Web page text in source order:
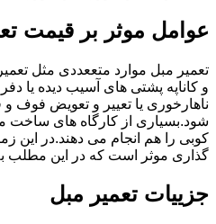
عوامل موثر بر قیمت
تعمیر مبل موارد متععددی مثل
و کاناپه پشتی های آسیب دیده یا
ناهارخوری یا تعییر و تعویض فوف
شود.بسیاری از کارگاه های ساخت
کوبی را هم انجام می دهند.در این
گذاری موثر است که در این مطلب
جزییات تعمیر مبل